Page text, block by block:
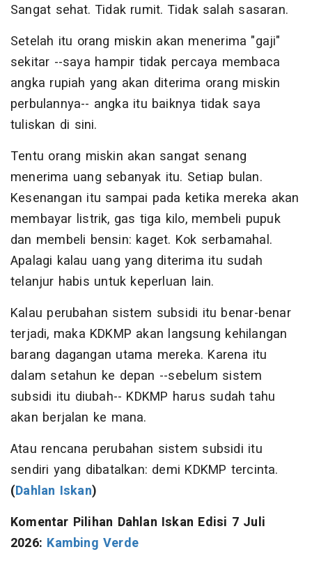
Sangat sehat. Tidak rumit. Tidak salah sasaran.
Setelah itu orang miskin akan menerima "gaji"
sekitar --saya hampir tidak percaya membaca
angka rupiah yang akan diterima orang miskin
perbulannya-- angka itu baiknya tidak saya
tuliskan di sini.
Tentu orang miskin akan sangat senang
menerima uang sebanyak itu. Setiap bulan.
Kesenangan itu sampai pada ketika mereka akan
membayar listrik, gas tiga kilo, membeli pupuk
dan membeli bensin: kaget. Kok serbamahal.
Apalagi kalau uang yang diterima itu sudah
telanjur habis untuk keperluan lain.
Kalau perubahan sistem subsidi itu benar-benar
terjadi, maka KDKMP akan langsung kehilangan
barang dagangan utama mereka. Karena itu
dalam setahun ke depan --sebelum sistem
subsidi itu diubah-- KDKMP harus sudah tahu
akan berjalan ke mana.
Atau rencana perubahan sistem subsidi itu
sendiri yang dibatalkan: demi KDKMP tercinta.
(Dahlan Iskan)
Komentar Pilihan Dahlan Iskan Edisi 7 Juli
2026: Kambing Verde